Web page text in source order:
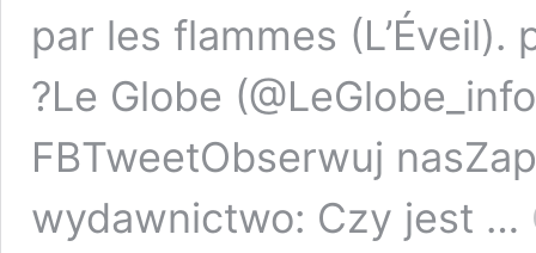
par les flammes
?Le Globe
FBTweetObserwuj
wydawnictwo: Czy jest …